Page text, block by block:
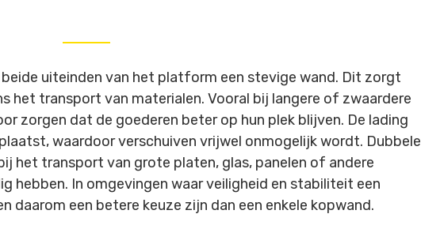
uiteinden van het platform een stevige wand. Dit zorgt
het transport van materialen. Vooral bij langere of zwaardere
zorgen dat de goederen beter op hun plek blijven. De lading
waardoor verschuiven vrijwel onmogelijk wordt. Dubbele
het transport van grote platen, glas, panelen of andere
hebben. In omgevingen waar veiligheid en stabiliteit een
daarom een betere keuze zijn dan een enkele kopwand.